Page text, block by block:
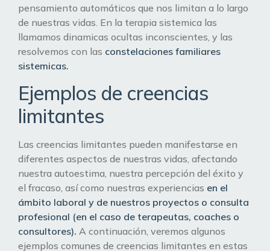
pensamiento automáticos que nos limitan a lo largo
de nuestras vidas. En la terapia sistemica las
llamamos dinamicas ocultas inconscientes, y las
resolvemos con las constelaciones familiares
sistemicas.
Ejemplos de creencias
limitantes
Las creencias limitantes pueden manifestarse en
diferentes aspectos de nuestras vidas, afectando
nuestra autoestima, nuestra percepción del éxito y
el fracaso, así como nuestras experiencias en el
ámbito laboral y de nuestros proyectos o consulta
profesional (en el caso de terapeutas, coaches o
consultores). A continuación, veremos algunos
ejemplos comunes de creencias limitantes en estas